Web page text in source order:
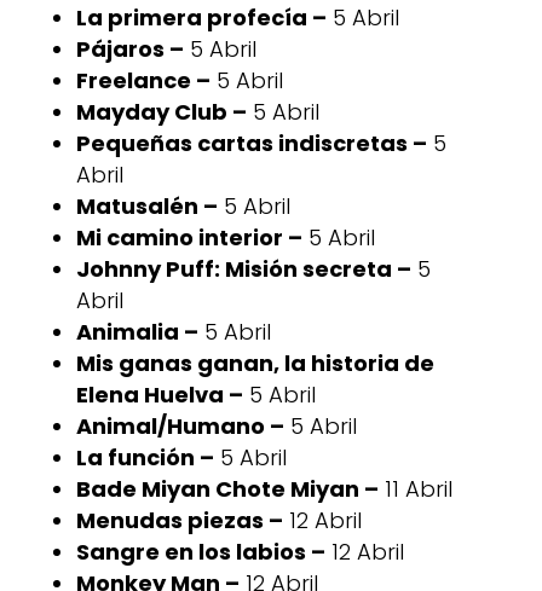
La primera profecía – 5 Abril
Pájaros – 5 Abril
Freelance – 5 Abril
Mayday Club – 5 Abril
Pequeñas cartas indiscretas – 5
Abril
Matusalén – 5 Abril
Mi camino interior – 5 Abril
Johnny Puff: Misión secreta – 5
Abril
Animalia – 5 Abril
Mis ganas ganan, la historia de
Elena Huelva – 5 Abril
Animal/Humano – 5 Abril
La función – 5 Abril
Bade Miyan Chote Miyan – 11 Abril
Menudas piezas – 12 Abril
Sangre en los labios – 12 Abril
Monkey Man – 12 Abril